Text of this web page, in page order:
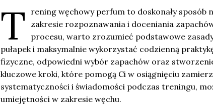
T
rening węchowy perfum to doskonały sposób
zakresie rozpoznawania i doceniania
procesu, warto zrozumieć podstawowe
pułapek i maksymalnie wykorzystać codzienną
fizyczne, odpowiedni wybór zapachów oraz
kluczowe kroki, które pomogą Ci w osiągnięciu
systematyczności i świadomości podczas treningu,
umiejętności w zakresie węchu.